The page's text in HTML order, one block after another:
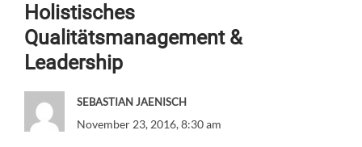
Holistisches
Qualitätsmanagement &
Leadership
SEBASTIAN JAENISCH
November 23, 2016, 8:30 am